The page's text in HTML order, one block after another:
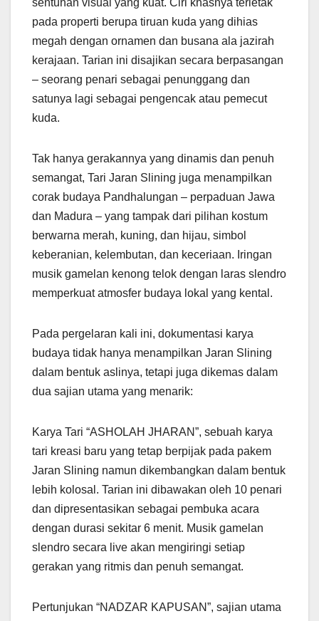
sentuhan visual yang kuat. Ciri khasnya terletak
pada properti berupa tiruan kuda yang dihias
megah dengan ornamen dan busana ala jazirah
kerajaan. Tarian ini disajikan secara berpasangan
– seorang penari sebagai penunggang dan
satunya lagi sebagai pengencak atau pemecut
kuda.
Tak hanya gerakannya yang dinamis dan penuh
semangat, Tari Jaran Slining juga menampilkan
corak budaya Pandhalungan – perpaduan Jawa
dan Madura – yang tampak dari pilihan kostum
berwarna merah, kuning, dan hijau, simbol
keberanian, kelembutan, dan keceriaan. Iringan
musik gamelan kenong telok dengan laras slendro
memperkuat atmosfer budaya lokal yang kental.
Pada pergelaran kali ini, dokumentasi karya
budaya tidak hanya menampilkan Jaran Slining
dalam bentuk aslinya, tetapi juga dikemas dalam
dua sajian utama yang menarik:
Karya Tari “ASHOLAH JHARAN”, sebuah karya
tari kreasi baru yang tetap berpijak pada pakem
Jaran Slining namun dikembangkan dalam bentuk
lebih kolosal. Tarian ini dibawakan oleh 10 penari
dan dipresentasikan sebagai pembuka acara
dengan durasi sekitar 6 menit. Musik gamelan
slendro secara live akan mengiringi setiap
gerakan yang ritmis dan penuh semangat.
Pertunjukan “NADZAR KAPUSAN”, sajian utama